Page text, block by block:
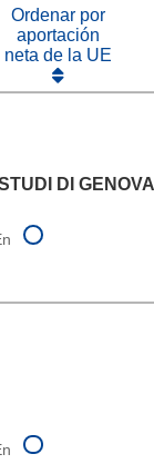
Ordenar por
aportación
neta de la UE
DI GENOVA